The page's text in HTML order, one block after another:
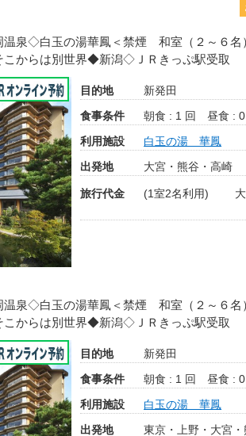
温泉◇白玉の湯華鳳＜禁煙 和室（２～６名
からは別世界◆新潟◇ＪＲきっぷ駅受取
目的地
新発田
食事条件
朝食 : 1 回 昼食 :
利用施設
白玉の湯 華鳳
出発地
大宮・熊谷・高崎
旅行代金 (1室2名利用)
温泉◇白玉の湯華鳳＜禁煙 和室（２～６名
からは別世界◆新潟◇ＪＲきっぷ駅受取
目的地
新発田
食事条件
朝食 : 1 回 昼食 :
利用施設
白玉の湯 華鳳
出発地
東京・上野・大宮・